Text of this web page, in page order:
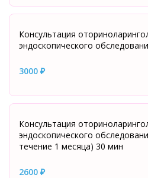
Консультация
эндоскопического
3000 ₽
Консультация
эндоскопического
течение 1 месяца) 30 мин
2600 ₽